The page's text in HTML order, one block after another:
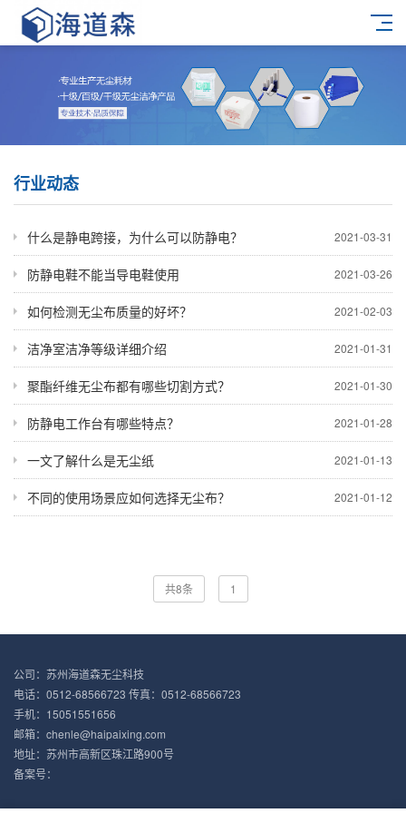
行业动态
2021-03-31
什么是静电跨接，为什么可以防静电？
2021-03-26
防静电鞋不能当导电鞋使用
2021-02-03
如何检测无尘布质量的好坏？
2021-01-31
洁净室洁净等级详细介绍
2021-01-30
聚酯纤维无尘布都有哪些切割方式？
2021-01-28
防静电工作台有哪些特点？
2021-01-13
一文了解什么是无尘纸
2021-01-12
不同的使用场景应如何选择无尘布？
共8条 1
公司：苏州海道森无尘科技
电话：0512-68566723 传真：0512-68566723
手机：15051551656
邮箱：chenle@haipaixing.com
地址：苏州市高新区珠江路900号
备案号：